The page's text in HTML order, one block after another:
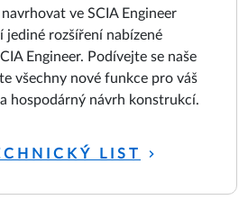
ve SCIA Engineer
jediné rozšíření nabízené
Engineer. Podívejte se naše
všechny nové funkce pro váš
hospodárný návrh konstrukcí.
LIST